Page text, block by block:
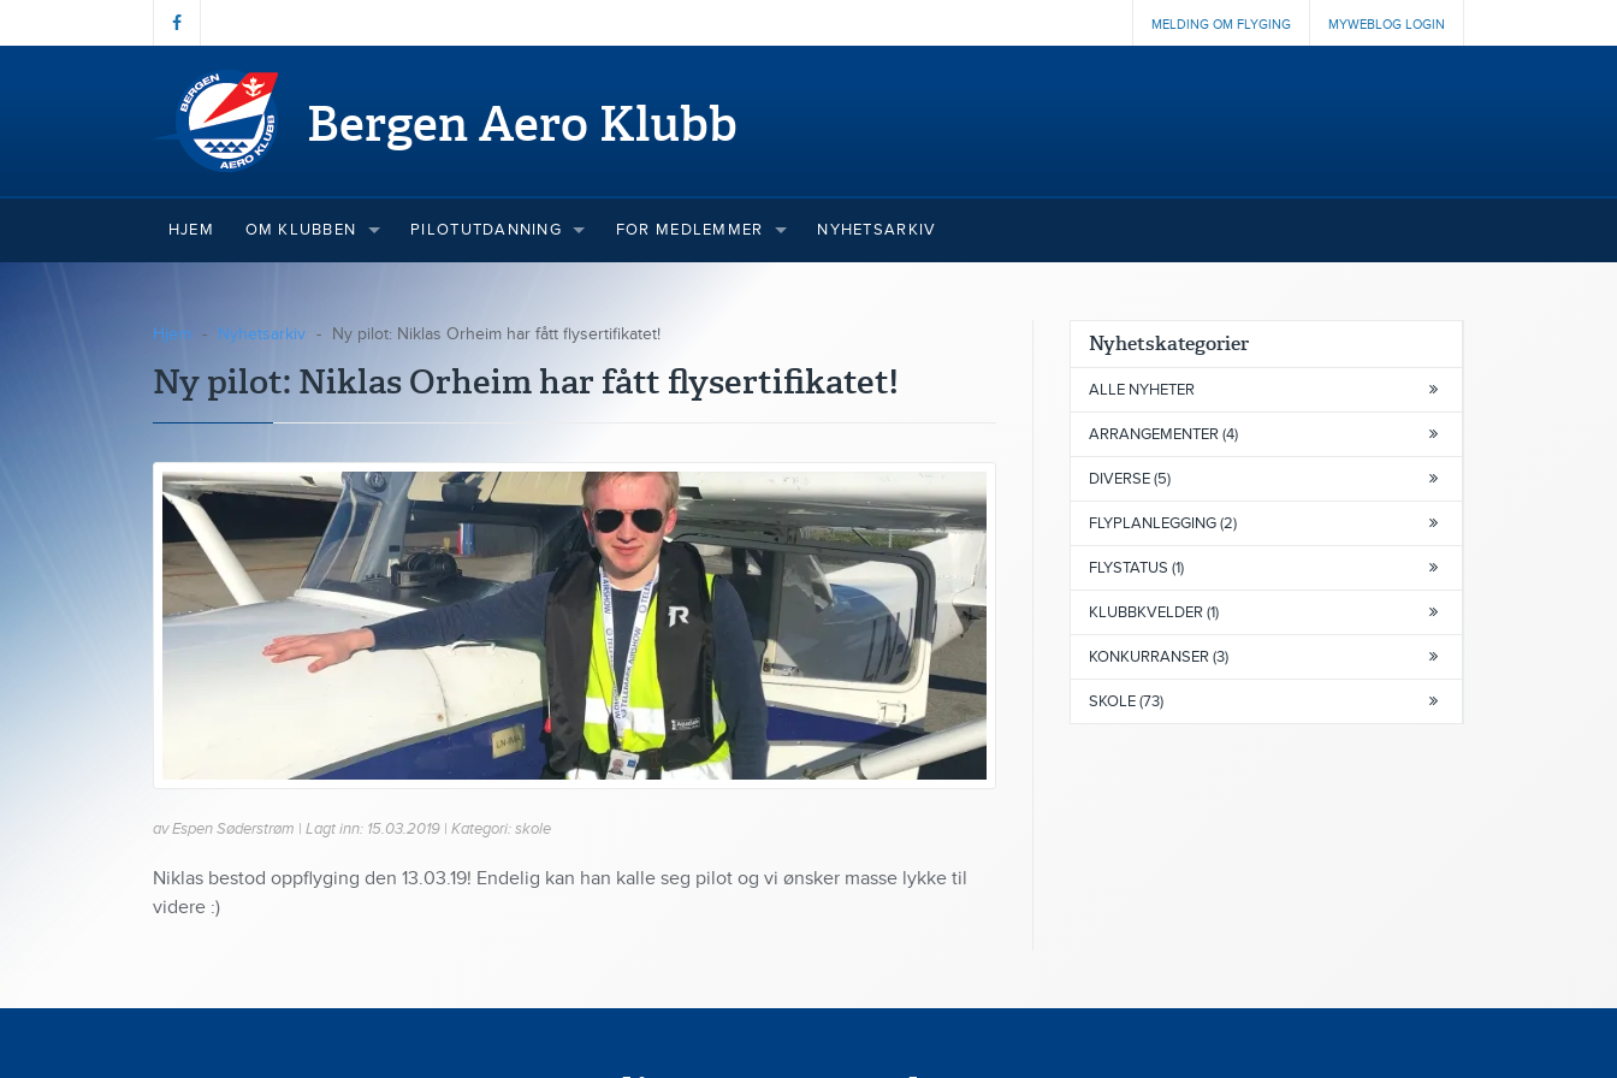
MELDING OM FLYGING MYWEBLOG LOGIN
Bergen Aero Klubb
HJEM OM KLUBBEN PILOTUTDANNING FOR MEDLEMMER NYHETSARKIV
Hjem Nyhetsarkiv Ny pilot: Niklas Orheim har fått flysertifikatet!
Ny pilot: Niklas Orheim har fått flysertifikatet!
av Espen Søderstrøm | Lagt inn: 15.03.2019 | Kategori: skole
Niklas bestod oppflyging den 13.03.19! Endelig kan han kalle seg pilot og vi ønsker masse lykke til
videre :)
Nyhetskategorier
ALLE NYHETER
ARRANGEMENTER (4)
DIVERSE (5)
FLYPLANLEGGING (2)
FLYSTATUS (1)
KLUBBKVELDER (1)
KONKURRANSER (3)
SKOLE (73)